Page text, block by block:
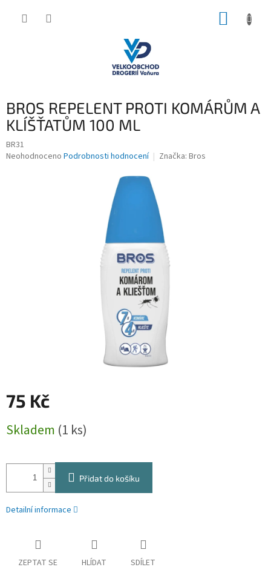
BROS REPELENT PROTI KOMÁRŮM A
KLÍŠŤATŮM 100 ML
BR31
Průměrné
Neohodnoceno Podrobnosti hodnocení Značka: Bros
75 Kč
cena:
Skladem (1 ks)
Přidat do košíku
Detailní informace
ZEPTAT SE HLÍDAT SDÍLET